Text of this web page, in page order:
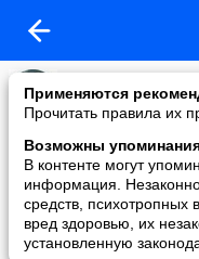
Применяются
Прочитать правила их
Возможны
В контенте могут
информация.
средств, психотропных
вред здоровью, их
установленную
наталья
added a photo
17 Oct в 10:10